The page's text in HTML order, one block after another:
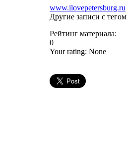
www.ilovepetersburg.ru
Другие записи с тегом
Рейтинг материала:
0
Your rating: None